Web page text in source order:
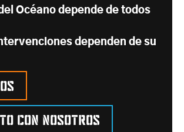
Océano depende de todos
dependen de su
con nosotros